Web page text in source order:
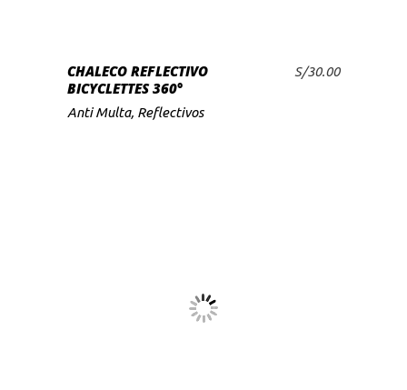
CHALECO REFLECTIVO
BICYCLETTES 360°
S/30.00
Anti Multa, Reflectivos